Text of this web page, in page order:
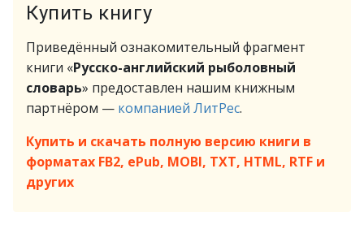
Купить книгу
Приведённый ознакомительный фрагмент
книги «Русско-английский рыболовный
словарь» предоставлен нашим книжным
партнёром — компанией ЛитРес.
Купить и скачать полную версию книги в
форматах FB2, ePub, MOBI, TXT, HTML, RTF и
других